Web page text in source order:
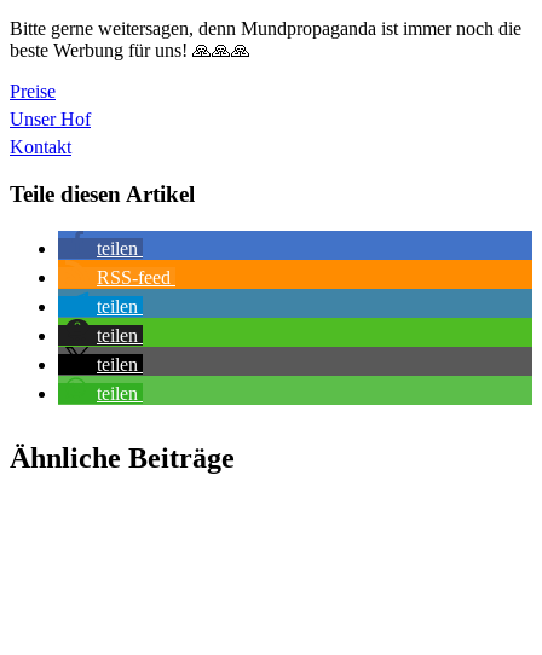
Bitte gerne weitersagen, denn Mundpropaganda ist immer noch die
beste Werbung für uns! 🙏🙏🙏
Preise
Unser Hof
Kontakt
Teile diesen Artikel
teilen
RSS-feed
teilen
teilen
teilen
teilen
Ähnliche Beiträge